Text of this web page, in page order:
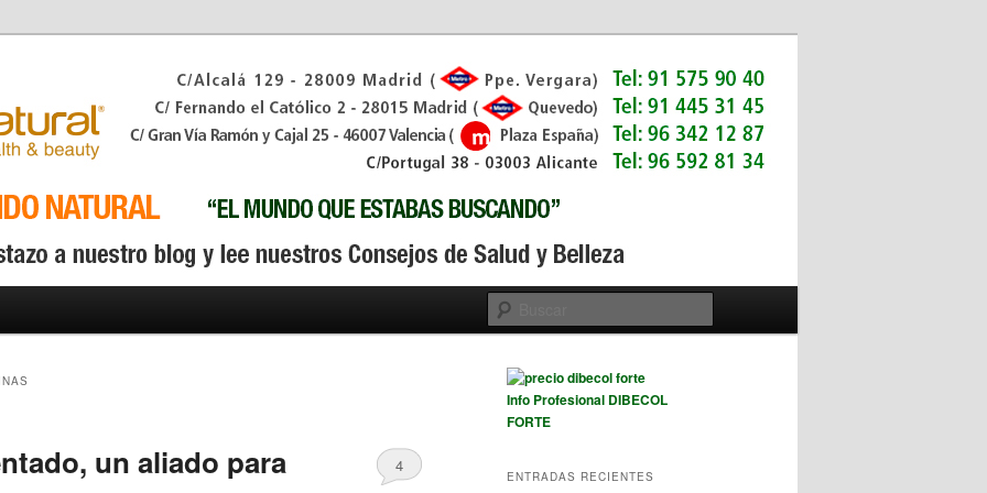
un aliado para
4
Info Profesional DIBECOL
FORTE
ENTRADAS RECIENTES